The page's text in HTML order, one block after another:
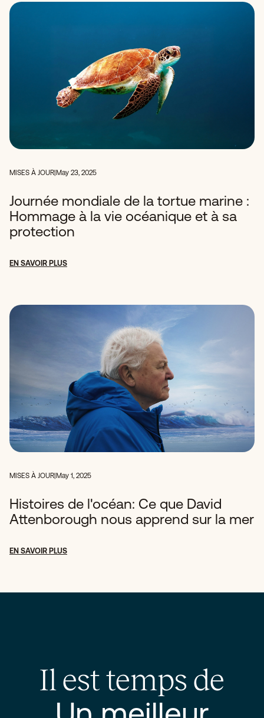
MISES À JOUR May 23, 2025
Journée mondiale de la tortue marine :
Hommage à la vie océanique et à sa
protection
EN SAVOIR PLUS
MISES À JOUR May 1, 2025
Histoires de l'océan: Ce que David
Attenborough nous apprend sur la mer
EN SAVOIR PLUS
Il est temps de